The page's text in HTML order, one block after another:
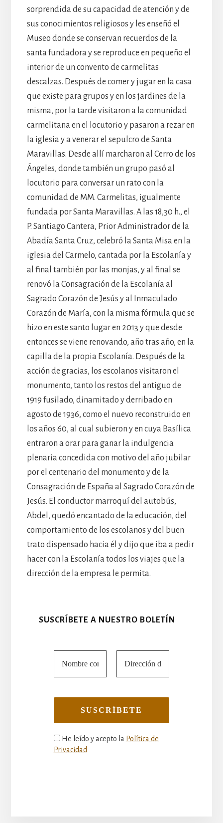
sorprendida de su capacidad de atención y de
sus conocimientos religiosos y les enseñó el
Museo donde se conservan recuerdos de la
santa fundadora y se reproduce en pequeño el
interior de un convento de carmelitas
descalzas. Después de comer y jugar en la casa
que existe para grupos y en los jardines de la
misma, por la tarde visitaron a la comunidad
carmelitana en el locutorio y pasaron a rezar en
la iglesia y a venerar el sepulcro de Santa
Maravillas. Desde allí marcharon al Cerro de los
Ángeles, donde también un grupo pasó al
locutorio para conversar un rato con la
comunidad de MM. Carmelitas, igualmente
fundada por Santa Maravillas. A las 18,30 h., el
P. Santiago Cantera, Prior Administrador de la
Abadía Santa Cruz, celebró la Santa Misa en la
iglesia del Carmelo, cantada por la Escolanía y
al final también por las monjas, y al final se
renovó la Consagración de la Escolanía al
Sagrado Corazón de Jesús y al Inmaculado
Corazón de María, con la misma fórmula que se
hizo en este santo lugar en 2013 y que desde
entonces se viene renovando, año tras año, en la
capilla de la propia Escolanía. Después de la
acción de gracias, los escolanos visitaron el
monumento, tanto los restos del antiguo de
1919 fusilado, dinamitado y derribado en
agosto de 1936, como el nuevo reconstruido en
los años 60, al cual subieron y en cuya Basílica
entraron a orar para ganar la indulgencia
plenaria concedida con motivo del año jubilar
por el centenario del monumento y de la
Consagración de España al Sagrado Corazón de
Jesús. El conductor marroquí del autobús,
Abdel, quedó encantado de la educación, del
comportamiento de los escolanos y del buen
trato dispensado hacia él y dijo que iba a pedir
hacer con la Escolanía todos los viajes que la
dirección de la empresa le permita.
SUSCRÍBETE A NUESTRO BOLETÍN
He leído y acepto la Política de
Privacidad